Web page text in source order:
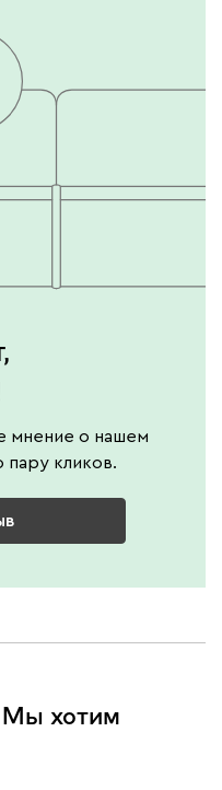
мнение о нашем
пару кликов.
Мы хотим